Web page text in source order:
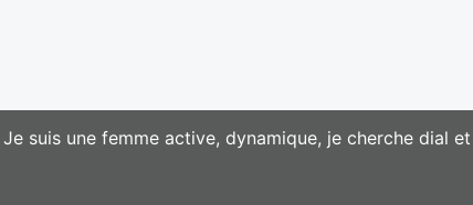
Je suis une femme active, dynamique, je cherche dial